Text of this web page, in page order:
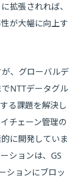
拡張されれば、
が大幅に向上す
、グローバルデ
NTTデータグル
る課題を解決し
チェーン管理の
に開発していま
ションは、GS
ションにブロッ